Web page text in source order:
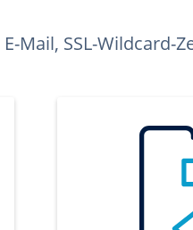
Mail, SSL-Wildcard-